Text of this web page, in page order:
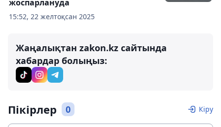
15:52, 22 желтоқсан 2025
жоспарлануда
Жаңалықтан zakon.kz сайтында
хабардар болыңыз:
Пікірлер 0 Кіру